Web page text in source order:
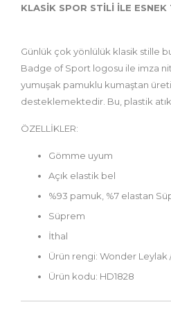
KLASİK SPOR STİLİ İLE ESNEK
Günlük çok yönlülük klasik stille
Badge of Sport logosu ile imza
yumuşak pamuklu kumaştan
desteklemektedir. Bu, plastik
ÖZELLİKLER:
Gömme uyum
Açık elastik bel
%93 pamuk, %7 elastan
Süprem
İthal
Ürün rengi: Wonder Leylak
Ürün kodu: HD1828